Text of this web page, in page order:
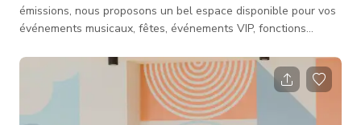
émissions, nous proposons un bel espace disponible pour vos
événements musicaux, fêtes, événements VIP, fonctions
carrés de piste de danse amortie, d'un système sonore
professionnel, d'options d'éclairage d'ambiance et d'une
cuisine galerie. Notre espace est disponible pour vos
événements incluant : divertissement d'entreprise, réceptions